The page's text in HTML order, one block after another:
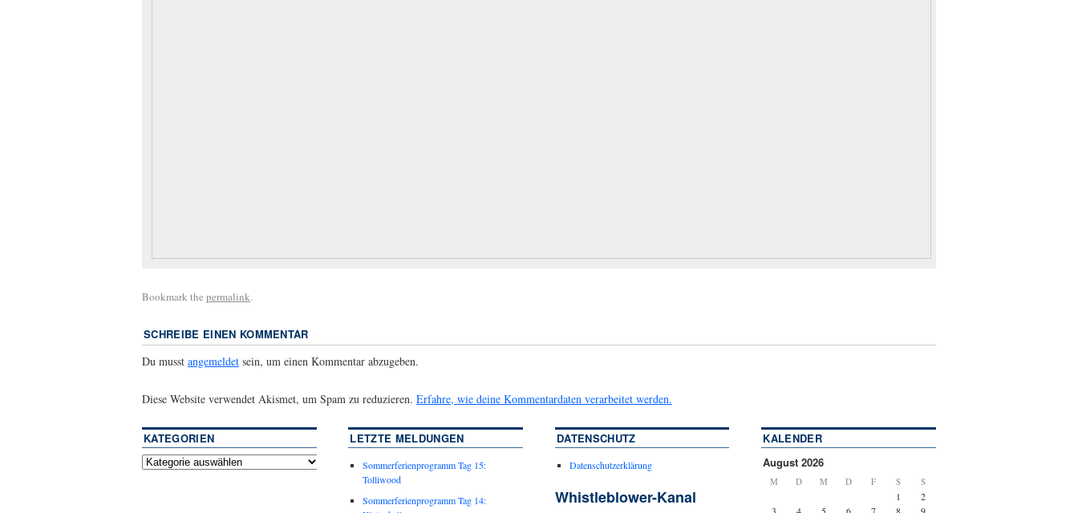
Bookmark the permalink.
SCHREIBE EINEN KOMMENTAR
Du musst angemeldet sein, um einen Kommentar abzugeben.
Diese Website verwendet Akismet, um Spam zu reduzieren. Erfahre, wie deine Kommentardaten verarbeitet werden.
KATEGORIEN LETZTE MELDUNGEN
Sommerferienprogramm Tag 15:
Tolliwood
Sommerferienprogramm Tag 14:
DATENSCHUTZ
Datenschutzerklärung
Whistleblower-Kanal
KALENDER
August 2026
M D M D F S S
1
2